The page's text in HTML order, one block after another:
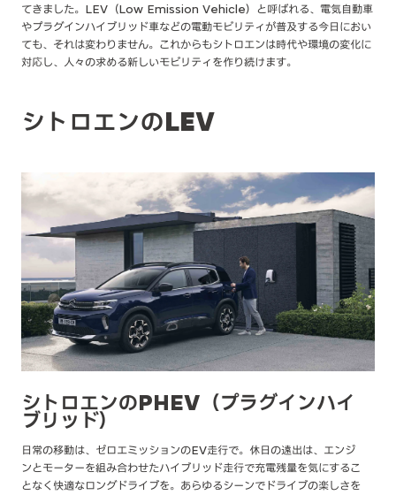
てきました。LEV（Low Emission Vehicle）と呼ばれる、電気自動車
やプラグインハイブリッド車などの電動モビリティが普及する今日におい
ても、それは変わりません。これからもシトロエンは時代や環境の変化に
対応し、人々の求める新しいモビリティを作り続けます。
シトロエンのLEV
シトロエンのPHEV（プラグインハイ
ブリッド）
日常の移動は、ゼロエミッションのEV走行で。休日の遠出は、エンジ
ンとモーターを組み合わせたハイブリッド走行で充電残量を気にするこ
となく快適なロングドライブを。あらゆるシーンでドライブの楽しさを